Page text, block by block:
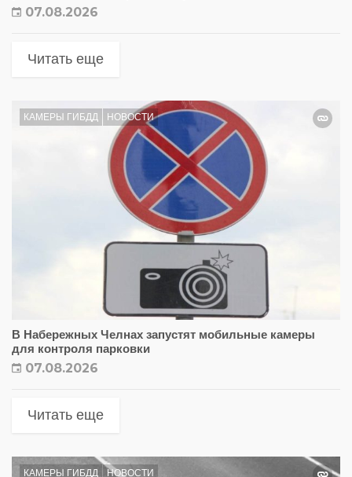
07.08.2026
Читать еще
КАМЕРЫ ГИБДД НОВОСТИ
В Набережных Челнах запустят мобильные камеры
для контроля парковки
07.08.2026
Читать еще
КАМЕРЫ ГИБДД НОВОСТИ